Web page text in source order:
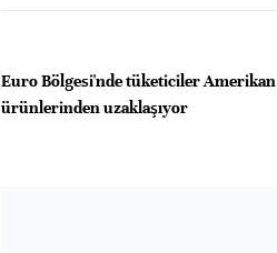
Euro Bölgesi'nde tüketiciler Amerikan
ürünlerinden uzaklaşıyor